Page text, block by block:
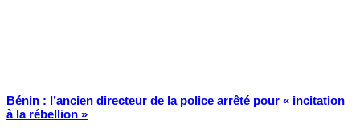
Bénin : l’ancien directeur de la police arrêté pour « incitation
à la rébellion »